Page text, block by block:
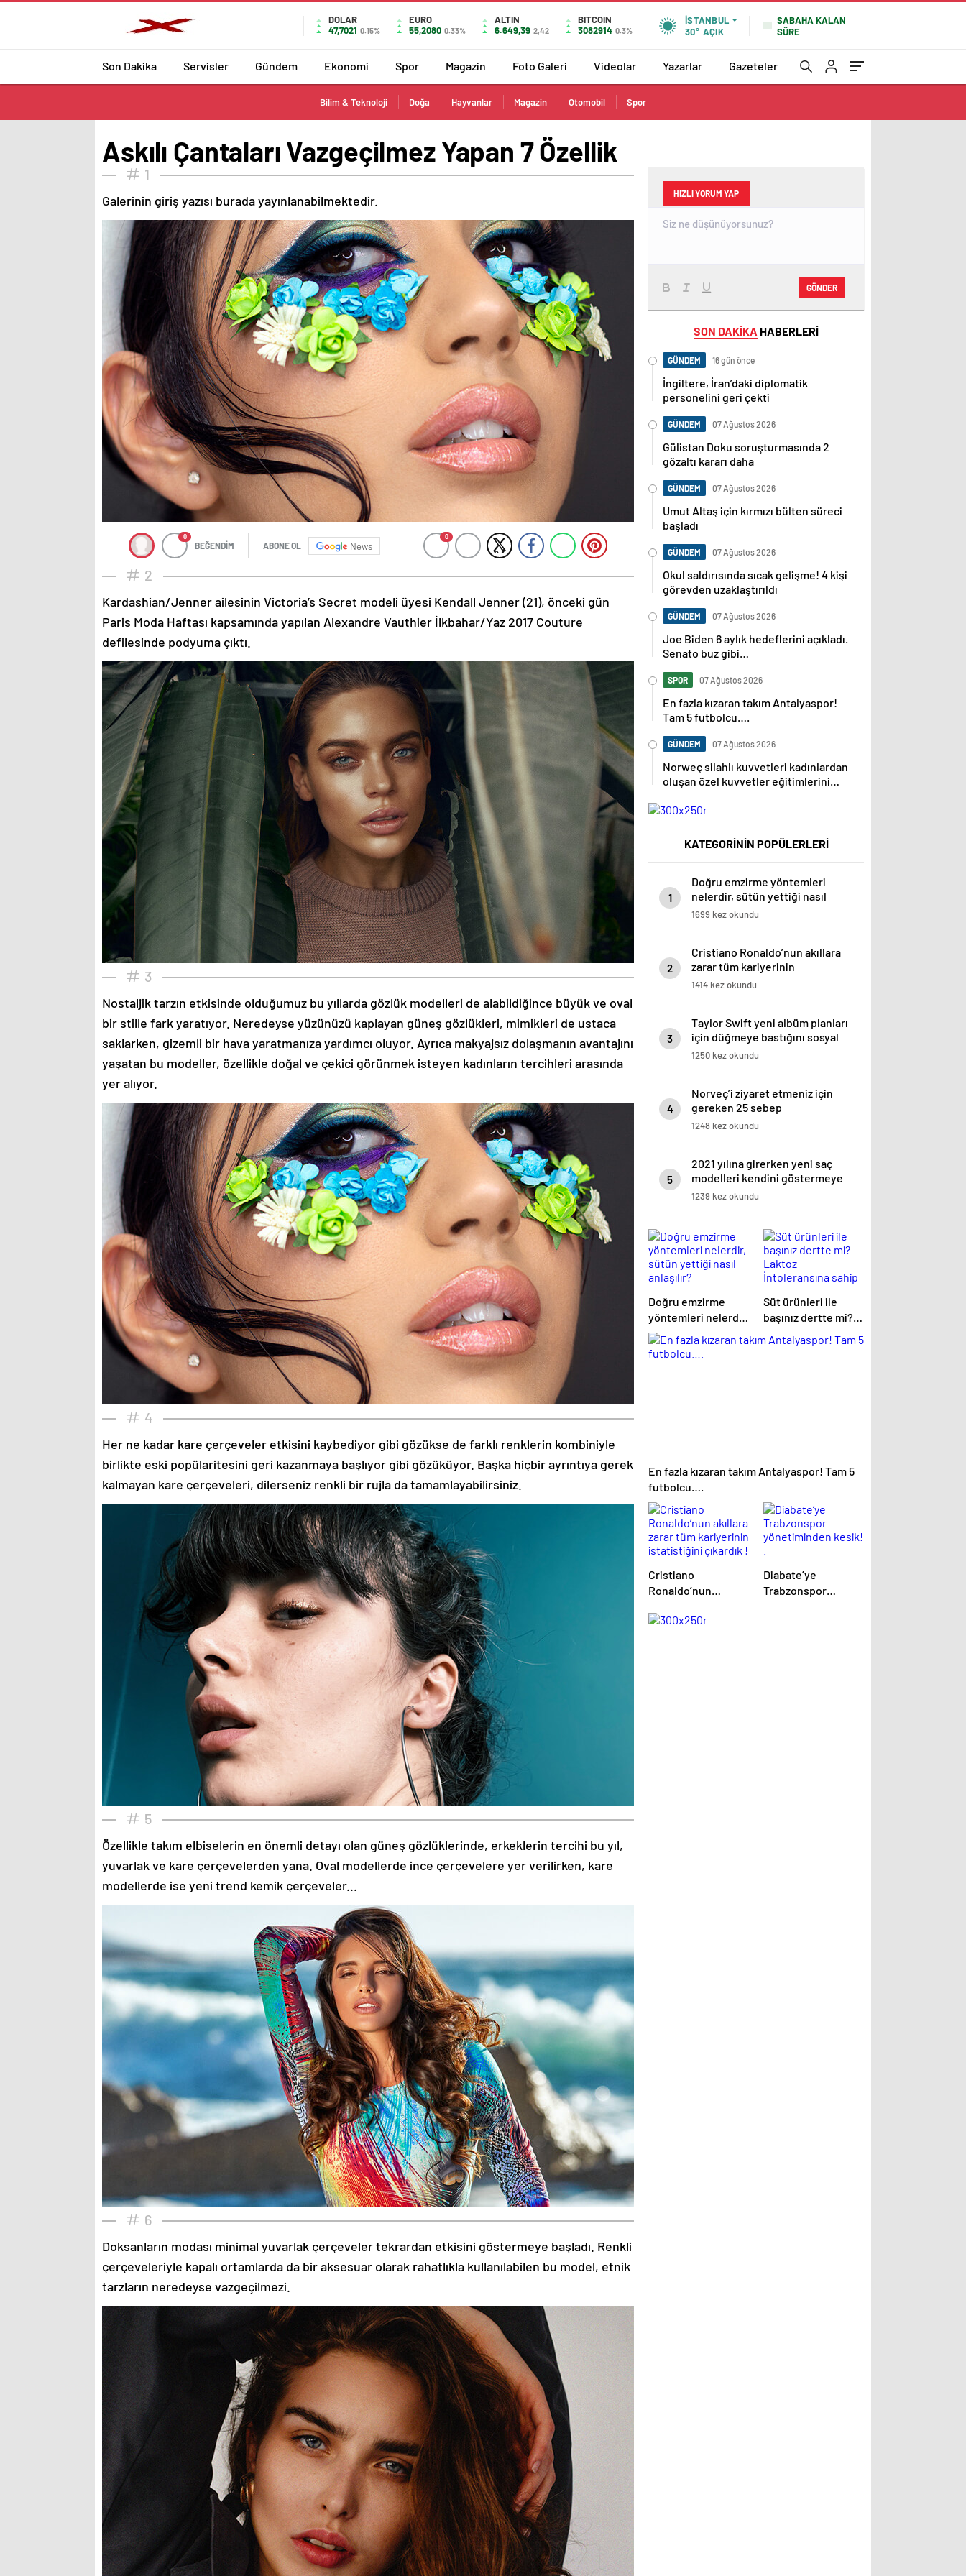
DOLAR
47,7021 0.15%
EURO
55,2080 0.33%
ALTIN
6.649,39 2,42
BITCOIN
3082914 0.3%
İSTANBUL
30° AÇIK
SABAHA KALAN
SÜRE
Son Dakika Servisler Gündem Ekonomi Spor Magazin Foto Galeri Videolar Yazarlar Gazeteler
Bilim & Teknoloji Doğa Hayvanlar Magazin Otomobil Spor
Askılı Çantaları Vazgeçilmez Yapan 7 Özellik
1
Galerinin giriş yazısı burada yayınlanabilmektedir.
0
BEĞENDİM ABONE OL News
0
2
Kardashian/Jenner ailesinin Victoria’s Secret modeli üyesi Kendall Jenner (21), önceki gün
Paris Moda Haftası kapsamında yapılan Alexandre Vauthier İlkbahar/Yaz 2017 Couture
defilesinde podyuma çıktı.
3
Nostaljik tarzın etkisinde olduğumuz bu yıllarda gözlük modelleri de alabildiğince büyük ve oval
bir stille fark yaratıyor. Neredeyse yüzünüzü kaplayan güneş gözlükleri, mimikleri de ustaca
saklarken, gizemli bir hava yaratmanıza yardımcı oluyor. Ayrıca makyajsız dolaşmanın avantajını
yaşatan bu modeller, özellikle doğal ve çekici görünmek isteyen kadınların tercihleri arasında
yer alıyor.
4
Her ne kadar kare çerçeveler etkisini kaybediyor gibi gözükse de farklı renklerin kombiniyle
birlikte eski popülaritesini geri kazanmaya başlıyor gibi gözüküyor. Başka hiçbir ayrıntıya gerek
kalmayan kare çerçeveleri, dilerseniz renkli bir rujla da tamamlayabilirsiniz.
5
Özellikle takım elbiselerin en önemli detayı olan güneş gözlüklerinde, erkeklerin tercihi bu yıl,
yuvarlak ve kare çerçevelerden yana. Oval modellerde ince çerçevelere yer verilirken, kare
modellerde ise yeni trend kemik çerçeveler...
6
Doksanların modası minimal yuvarlak çerçeveler tekrardan etkisini göstermeye başladı. Renkli
çerçeveleriyle kapalı ortamlarda da bir aksesuar olarak rahatlıkla kullanılabilen bu model, etnik
tarzların neredeyse vazgeçilmezi.
HIZLI YORUM YAP
GÖNDER
SON DAKİKA HABERLERİ
GÜNDEM 16 gün önce
İngiltere, İran’daki diplomatik
personelini geri çekti
GÜNDEM 07 Ağustos 2026
Gülistan Doku soruşturmasında 2
gözaltı kararı daha
GÜNDEM 07 Ağustos 2026
Umut Altaş için kırmızı bülten süreci
başladı
GÜNDEM 07 Ağustos 2026
Okul saldırısında sıcak gelişme! 4 kişi
görevden uzaklaştırıldı
GÜNDEM 07 Ağustos 2026
Joe Biden 6 aylık hedeflerini açıkladı.
Senato buz gibi…
SPOR 07 Ağustos 2026
En fazla kızaran takım Antalyaspor!
Tam 5 futbolcu….
GÜNDEM 07 Ağustos 2026
Norweç silahlı kuvvetleri kadınlardan
oluşan özel kuvvetler eğitimlerini
KATEGORİNİN POPÜLERLERİ
1
Doğru emzirme yöntemleri
nelerdir, sütün yettiği nasıl
anlaşılır?
1699 kez okundu
2
Cristiano Ronaldo’nun akıllara
zarar tüm kariyerinin
istatistiğini çıkardık !
1414 kez okundu
3
Taylor Swift yeni albüm planları
için düğmeye bastığını sosyal
medyadan duyurdu!
1250 kez okundu
4
Norveç’i ziyaret etmeniz için
gereken 25 sebep
1248 kez okundu
5
2021 yılına girerken yeni saç
modelleri kendini göstermeye
başladı.
1239 kez okundu
Doğru emzirme
yöntemleri nelerdir,
sütün yettiği nasıl
anlaşılır?
Süt ürünleri ile
başınız dertte mi?
Laktoz
İntoleransına sahip
En fazla kızaran takım Antalyaspor! Tam 5
futbolcu….
Cristiano
Ronaldo’nun
kariyerinin
Diabate’ye
Trabzonspor